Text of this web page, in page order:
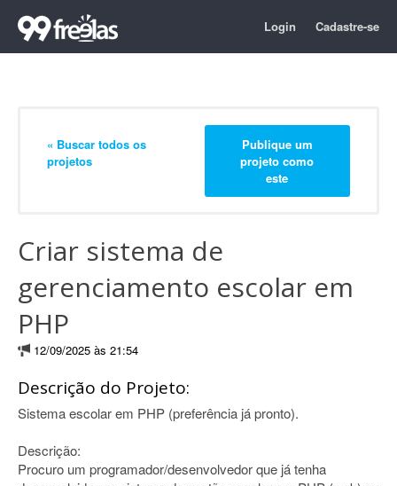
Login Cadastre-se
« Buscar todos os
projetos
Publique um
projeto como
este
Criar sistema de
gerenciamento escolar em
PHP
12/09/2025 às 21:54
Descrição do Projeto:
Sistema escolar em PHP (preferência já pronto).
Descrição:
Procuro um programador/desenvolvedor que já tenha